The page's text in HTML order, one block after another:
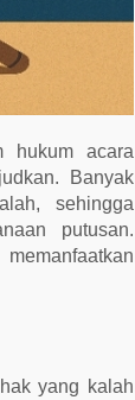
hukum acara
Banyak
sehingga
putusan.
yang kalah